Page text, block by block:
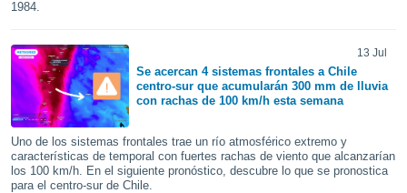
coste.
botón
a la
la
todas
sean
ACEPTAR
CONTINUAR
CONFIGURACIÓN
1984.
13 Jul
Se acercan 4 sistemas frontales a Chile
centro-sur que acumularán 300 mm de lluvia
con rachas de 100 km/h esta semana
Uno de los sistemas frontales trae un río atmosférico extremo y
características de temporal con fuertes rachas de viento que alcanzarían
los 100 km/h. En el siguiente pronóstico, descubre lo que se pronostica
para el centro-sur de Chile.